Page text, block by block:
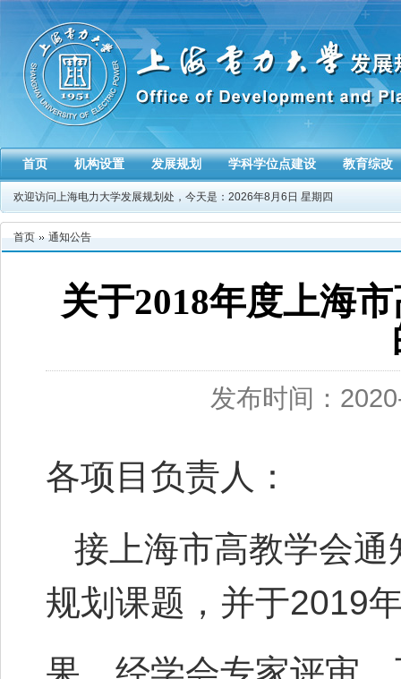
首页 机构设置 发展规划 学科学位点建设 教育综改
欢迎访问上海电力大学发展规划处，今天是： 2026年8月6日 星期四
首页 通知公告
关于2018年度上海
发布时间：
各项目负责人：
接上海市高教学会
规划课题，并于2019